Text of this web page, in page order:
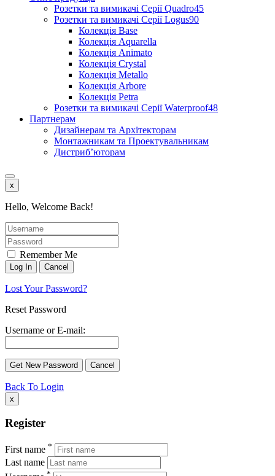
Розетки та вимикачі Серії Quadro45
Розетки та вимикачі Серії Logus90
Колекція Base
Колекція Aquarella
Колекція Animato
Колекція Crystal
Колекція Metallo
Колекція Arbore
Колекція Petra
Розетки та вимикачі Серії Waterproof48
Партнерам
Дизайнерам та Архітекторам
Монтажникам та Проектувальникам
Дистриб’юторам
x
Hello, Welcome Back!
Remember Me
Lost Your Password?
Reset Password
Username or E-mail:
Back To Login
x
Register
First name *
Last name
*